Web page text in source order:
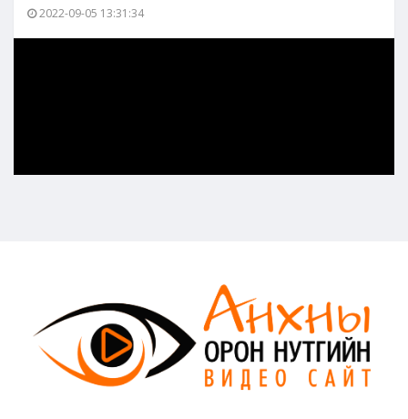
2022-09-05 13:31:34